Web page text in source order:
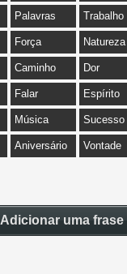
Palavras Trabalho
Força Natureza
Caminho Dor
Falar Espírito
Música Sucesso
Aniversário Vontade
Adicionar uma frase